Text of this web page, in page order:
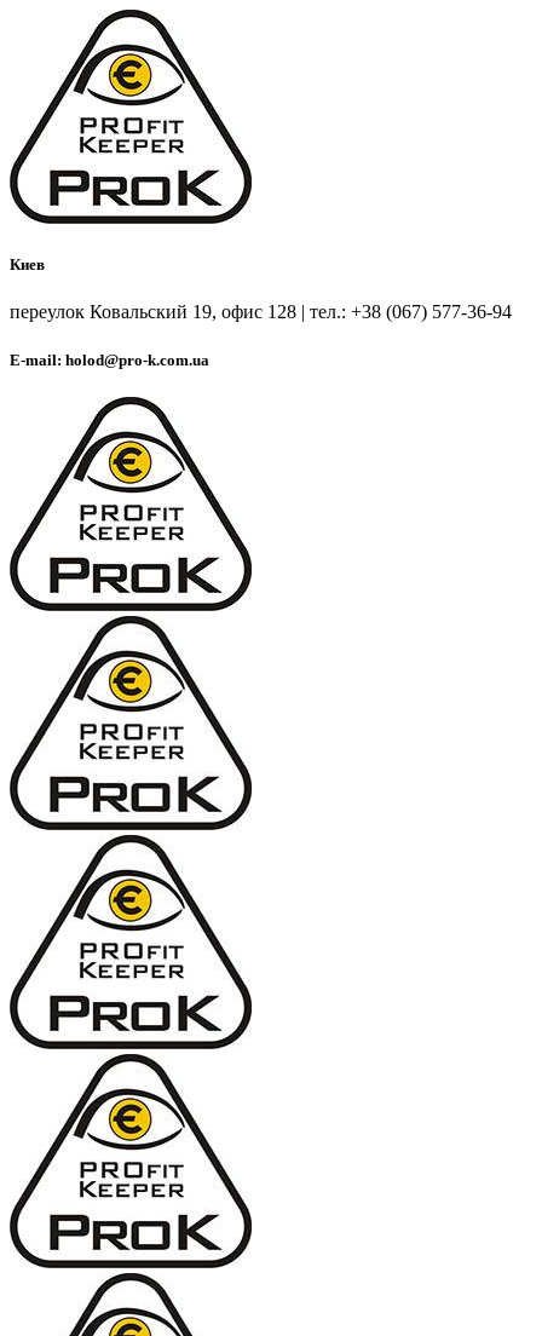
Киев
переулок Ковальский 19, офис 128 | тел.: +38 (067) 577-36-94
E-mail: holod@pro-k.com.ua